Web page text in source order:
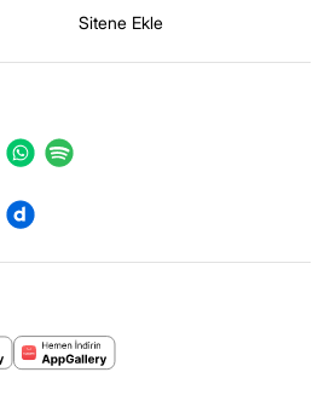
Sitene Ekle